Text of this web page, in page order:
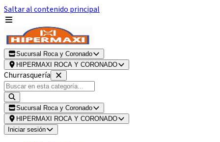
Saltar al contenido principal
Sucursal Roca y Coronado
HIPERMAXI ROCA Y CORONADO
Churrasquería
Sucursal Roca y Coronado
HIPERMAXI ROCA Y CORONADO
Iniciar sesión